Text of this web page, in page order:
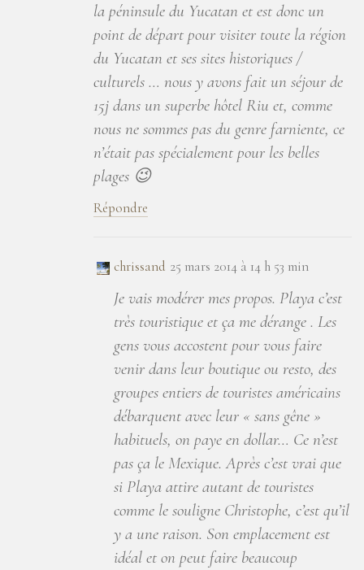
la péninsule du Yucatan et est donc un
point de départ pour visiter toute la région
du Yucatan et ses sites historiques /
culturels … nous y avons fait un séjour de
15j dans un superbe hôtel Riu et, comme
nous ne sommes pas du genre farniente, ce
n’était pas spécialement pour les belles
plages 😉
Répondre
chrissand 25 mars 2014 à 14 h 53 min
Je vais modérer mes propos. Playa c’est
très touristique et ça me dérange . Les
gens vous accostent pour vous faire
venir dans leur boutique ou resto, des
groupes entiers de touristes américains
débarquent avec leur « sans gêne »
habituels, on paye en dollar… Ce n’est
pas ça le Mexique. Après c’est vrai que
si Playa attire autant de touristes
comme le souligne Christophe, c’est qu’il
y a une raison. Son emplacement est
idéal et on peut faire beaucoup